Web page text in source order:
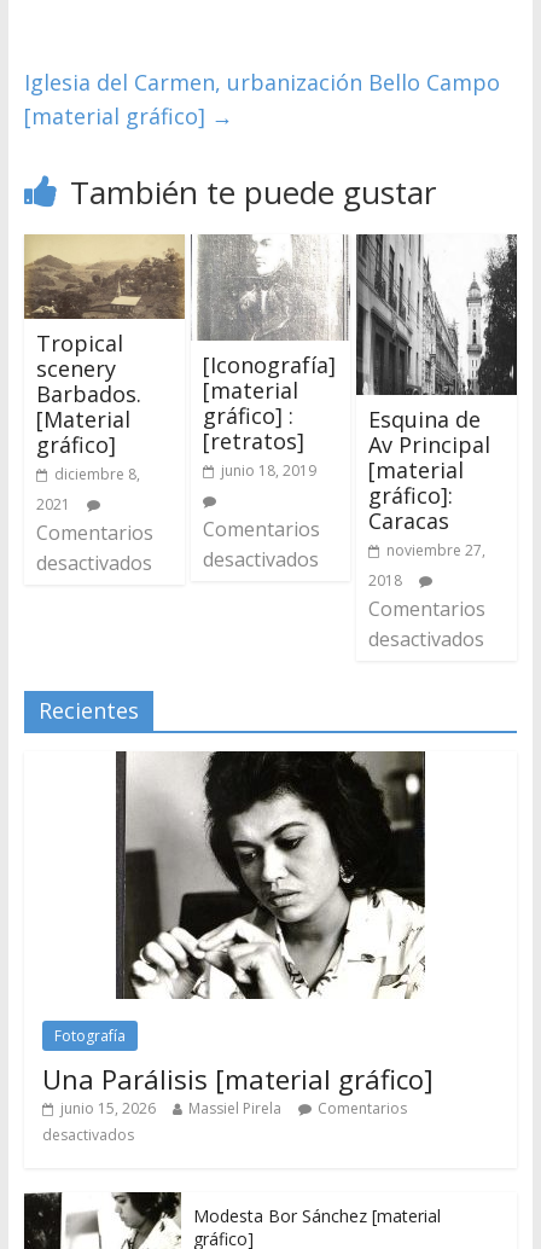
Iglesia del Carmen, urbanización Bello Campo
[material gráfico] →
También te puede gustar
Tropical
scenery
Barbados.
[Material
gráfico]
diciembre 8,
2021
Comentarios
desactivados
[Iconografía]
[material
gráfico] :
[retratos]
junio 18, 2019
Comentarios
desactivados
Esquina de
Av Principal
[material
gráfico]:
Caracas
noviembre 27,
2018
Comentarios
desactivados
Recientes
Fotografía
Una Parálisis [material gráfico]
junio 15, 2026 Massiel Pirela
Comentarios
desactivados
Modesta Bor Sánchez [material
gráfico]